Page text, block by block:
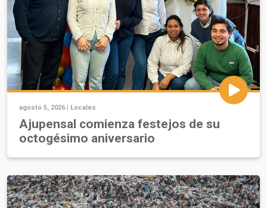
agosto 5, 2026 | Locales
Ajupensal comienza festejos de su
octogésimo aniversario